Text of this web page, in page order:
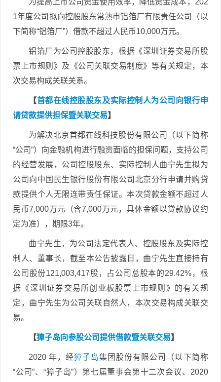
为提高上市公司资金使用效率，降低资金成本，202
1年度公司拟向控股股东常熟市铝箔厂有限责任公司（以
下简称“铝箔厂”）借款不超过人民币10,000万元。
铝箔厂为公司控股股东，根据《深圳证券交易所股
票上市规则》及《公司关联交易制度》等有关规定，本
次交易构成关联关系。
【首都在线控股股东及实际控制人为公司向银行申
请贷款提供担保暨关联交易】
为解决北京首都在线科技股份有限公司（以下简称
“公司”）向金融机构进行融资面临的担保问题，支持公司
的经营发展，公司控股股东、实际控制人曲宁先生拟为
公司向中国民生银行股份有限公司北京分行申请并购贷
款提供个人无限连带责任保证。本次贷款金额不超过人
民币7,000万元（含7,000万元，具体金额以贷款协议约
定为准），期限3年。
曲宁先生，为公司法定代表人、控股股东及实际控
制人、董事长，截至本公告披露日，曲宁先生直接持有
公司股份121,003,417股，占公司总股本的29.42%，根
据《深圳证券交易所创业板股票上市规则》的有关规
定，曲宁先生为公司关联自然人，本次交易构成关联交
易。
【獐子岛向参股公司提供借款暨关联交易】
2020 年，经獐子岛集团股份有限公司（以下简称
“公司”、“獐子岛”）第七届董事会第十二次会议、2020